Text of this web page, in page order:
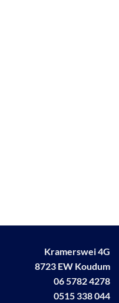
Kramerswei 4G
8723 EW Koudum
06 5782 4278
0515 338 044